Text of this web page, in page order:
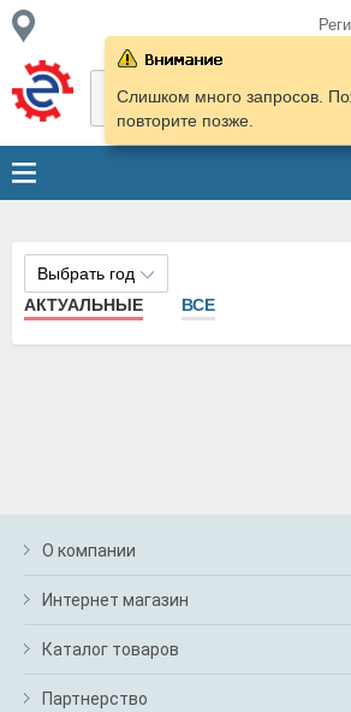
Слишком много запросов.
повторите позже.
Выбрать год
АКТУАЛЬНЫЕ
ВСЕ
О компании
Интернет магазин
Каталог товаров
Партнерство